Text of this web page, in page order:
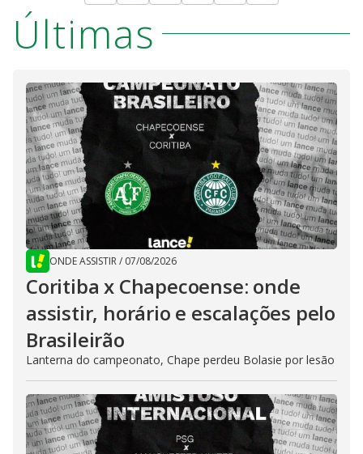
Últimas
ONDE ASSISTIR/ 07/08/2026
Coritiba x Chapecoense: onde
assistir, horário e escalações pelo
Brasileirão
Lanterna do campeonato, Chape perdeu Bolasie por lesão